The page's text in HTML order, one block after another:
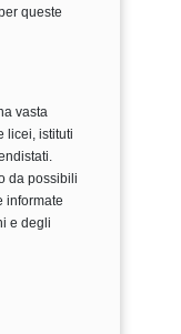
queste
vasta
licei, istituti
da possibili
informate
e degli